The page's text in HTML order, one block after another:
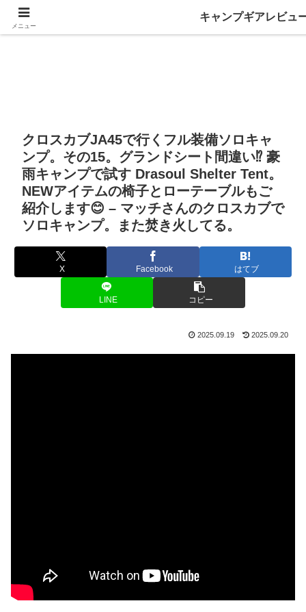
クロスカブJA45で行くフル装備ソロキャ
ンプ。その15。グランドシート間違い⁉ 豪
雨キャンプで試す Drasoul Shelter Tent。
NEWアイテムの椅子とローテーブルもご
紹介します😊 – マッチさんのクロスカブで
ソロキャンプ。また焚き火してる。
X Facebook はてブ
LINE コピー
2025.09.19 2025.09.20
メニュー
キャンプギアレビュ